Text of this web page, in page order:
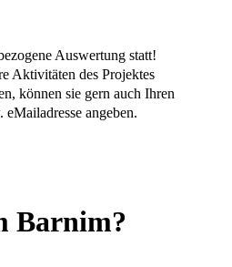
Auswertung statt!
Aktivitäten des Projektes
können sie gern auch Ihren
angeben.
Barnim?